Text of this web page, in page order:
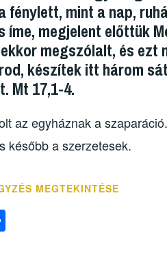
e
g
fénylett, mint a nap,
íme, megjelent előttük
megszólalt, és ezt
készítek itt három
Mt 17,1-4.
az egyháznak a
később a szerzetesek.
MEGTEKINTÉSE